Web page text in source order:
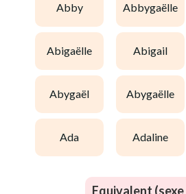
abby abbygaëlle
abigaëlle abigail
abygaël abygaëlle
ada adaline
Equivalent (sexe